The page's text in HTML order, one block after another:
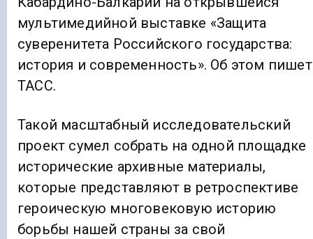
мультимедийной выставке «Защита
суверенитета Российского государства:
история и современность». Об этом пишет
ТАСС.
Такой масштабный исследовательский
проект сумел собрать на одной площадке
исторические архивные материалы,
которые представляют в ретроспективе
героическую многовековую историю
борьбы нашей страны за свой